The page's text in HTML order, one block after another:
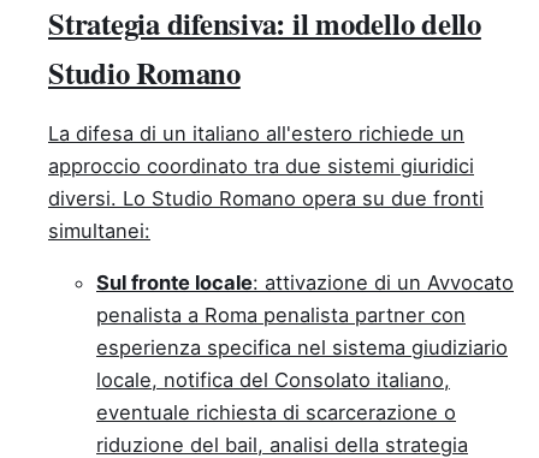
Strategia difensiva: il modello dello
Studio Romano
La difesa di un italiano all'estero richiede un
approccio coordinato tra due sistemi giuridici
diversi. Lo Studio Romano opera su due fronti
simultanei:
Sul fronte locale: attivazione di un Avvocato
penalista a Roma penalista partner con
esperienza specifica nel sistema giudiziario
locale, notifica del Consolato italiano,
eventuale richiesta di scarcerazione o
riduzione del bail, analisi della strategia